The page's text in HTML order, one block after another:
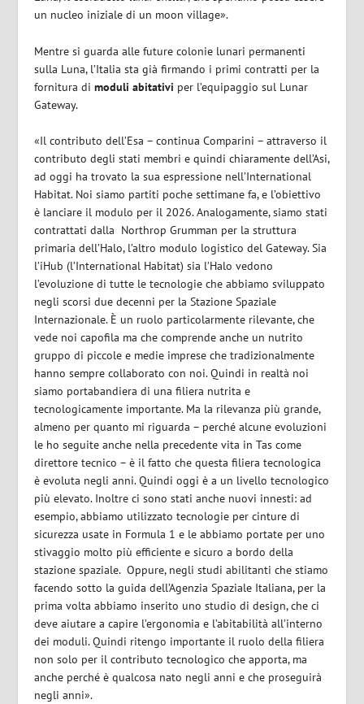
un nucleo iniziale di un moon village».
Mentre si guarda alle future colonie lunari permanenti
sulla Luna, l’Italia sta già firmando i primi contratti per la
fornitura dimoduli abitativi per l’equipaggio sul Lunar
Gateway.
«Il contributo dell’Esa – continua Comparini – attraverso il
contributo degli stati membri e quindi chiaramente dell’Asi,
ad oggi ha trovato la sua espressione nell’International
Habitat. Noi siamo partiti poche settimane fa, e l’obiettivo
è lanciare il modulo per il 2026. Analogamente, siamo stati
contrattati dalla Northrop Grumman per la struttura
primaria dell’Halo, l’altro modulo logistico del Gateway. Sia
l’iHub (l’International Habitat) sia l’Halo vedono
l’evoluzione di tutte le tecnologie che abbiamo sviluppato
negli scorsi due decenni per la Stazione Spaziale
Internazionale. È un ruolo particolarmente rilevante, che
vede noi capofila ma che comprende anche un nutrito
gruppo di piccole e medie imprese che tradizionalmente
hanno sempre collaborato con noi. Quindi in realtà noi
siamo portabandiera di una filiera nutrita e
tecnologicamente importante. Ma la rilevanza più grande,
almeno per quanto mi riguarda – perché alcune evoluzioni
le ho seguite anche nella precedente vita in Tas come
direttore tecnico – è il fatto che questa filiera tecnologica
è evoluta negli anni. Quindi oggi è a un livello tecnologico
più elevato. Inoltre ci sono stati anche nuovi innesti: ad
esempio, abbiamo utilizzato tecnologie per cinture di
sicurezza usate in Formula 1 e le abbiamo portate per uno
stivaggio molto più efficiente e sicuro a bordo della
stazione spaziale. Oppure, negli studi abilitanti che stiamo
facendo sotto la guida dell’Agenzia Spaziale Italiana, per la
prima volta abbiamo inserito uno studio di design, che ci
deve aiutare a capire l’ergonomia e l’abitabilità all’interno
dei moduli. Quindi ritengo importante il ruolo della filiera
non solo per il contributo tecnologico che apporta, ma
anche perché è qualcosa nato negli anni e che proseguirà
negli anni».